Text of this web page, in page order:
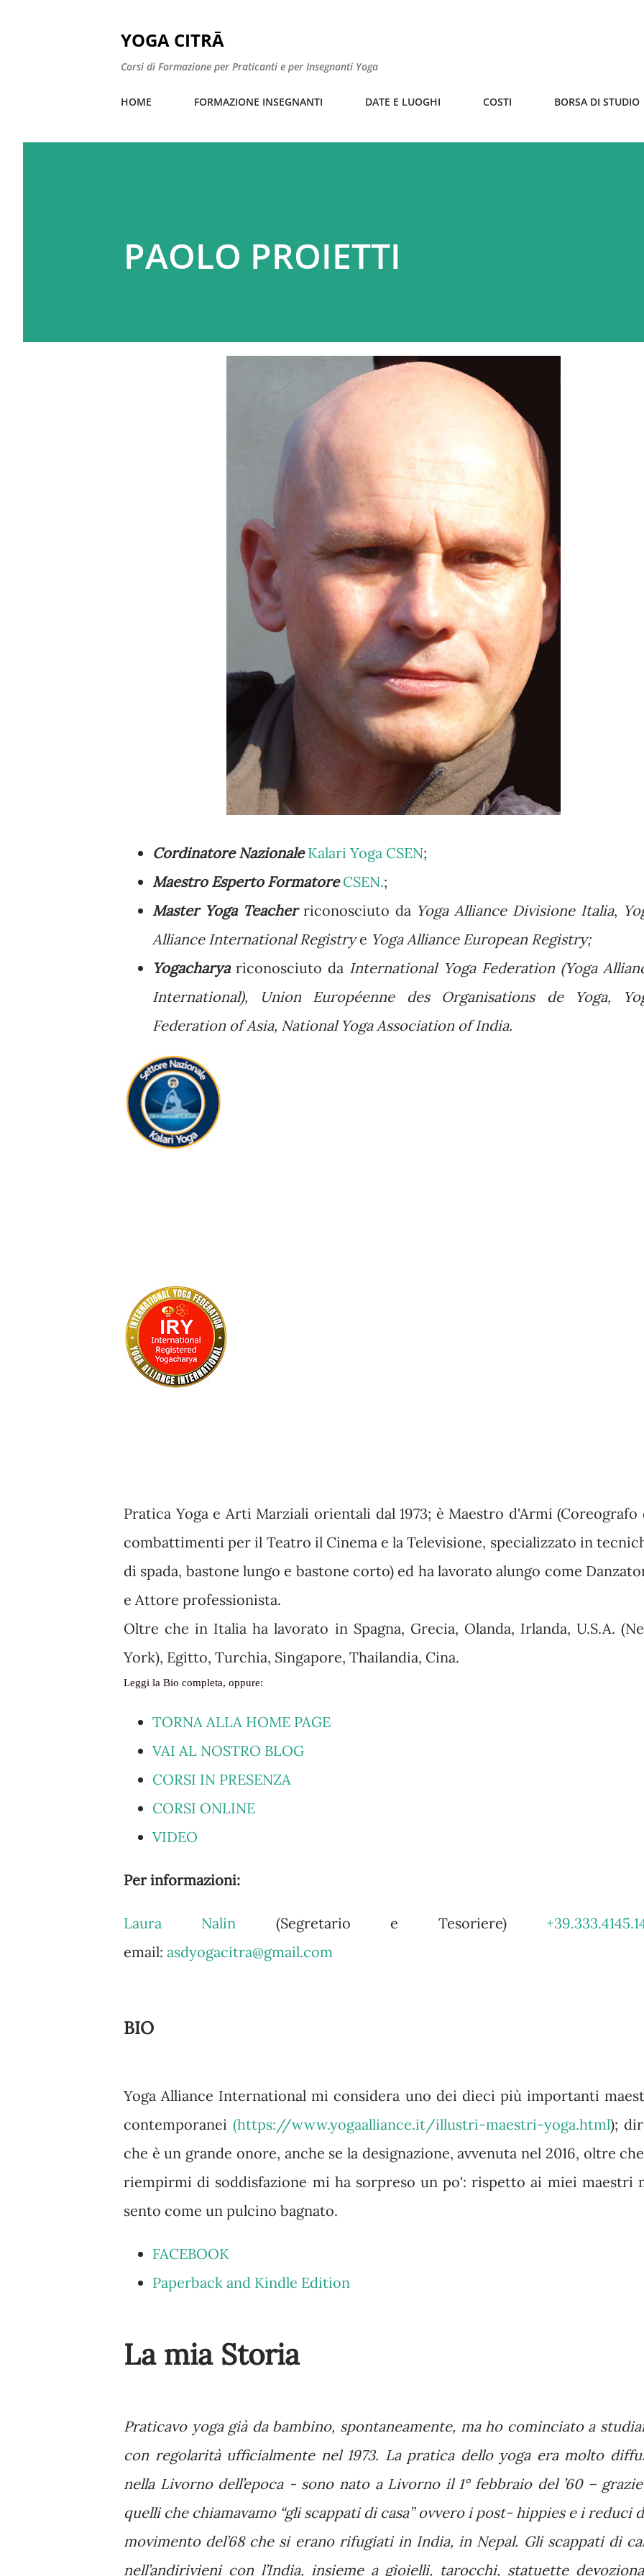
YOGA CITRĀ
Corsi di Formazione per Praticanti e per Insegnanti Yoga
HOME FORMAZIONE INSEGNANTI DATE E LUOGHI COSTI BORSA DI STUDIO
PAOLO PROIETTI
Cordinatore NazionaleKalari Yoga CSEN;
Maestro Esperto Formatore CSEN.;
Master Yoga Teacherriconosciuto da Yoga Alliance Divisione Italia,
Alliance International Registrye Yoga Alliance European Registry;
Yogacharyariconosciuto da International Yoga Federation (Yoga
International), Union Européenne des Organisations de Yoga,
Federation of Asia, National Yoga Association of India.
Pratica Yoga e Arti Marziali orientali dal 1973; è Maestro d'Armi (Coreografo
combattimenti per il Teatro il Cinema e la Televisione, specializzato in
di spada, bastone lungo e bastone corto) ed ha lavorato alungo come
e Attore professionista.
Oltre che in Italia ha lavorato in Spagna, Grecia, Olanda, Irlanda, U.S.A.
York), Egitto, Turchia, Singapore, Thailandia, Cina.
Leggi la Bio completa, oppure:
TORNA ALLA HOME PAGE
VAI AL NOSTRO BLOG
CORSI IN PRESENZA
CORSI ONLINE
VIDEO
Per informazioni:
Laura Nalin (Segretario e Tesoriere)
email: asdyogacitra@gmail.com
BIO
Yoga Alliance International mi considera uno dei dieci più importanti
contemporanei (https://www.yogaalliance.it/illustri-maestri-yoga.html);
che è un grande onore, anche se la designazione, avvenuta nel 2016, oltre
riempirmi di soddisfazione mi ha sorpreso un po': rispetto ai miei maestri
sento come un pulcino bagnato.
FACEBOOK
Paperback and Kindle Edition
La mia Storia
Praticavo yoga già da bambino, spontaneamente, ma ho cominciato a
con regolarità ufficialmente nel 1973. La pratica dello yoga era molto
nella Livorno dell’epoca - sono nato a Livorno il 1° febbraio del ’60 –
quelli che chiamavamo “gli scappati di casa” ovvero i post- hippies e i reduci
movimento del’68 che si erano rifugiati in India, in Nepal. Gli scappati di
nell’andirivieni con l’India, insieme a gioielli, tarocchi, statuette